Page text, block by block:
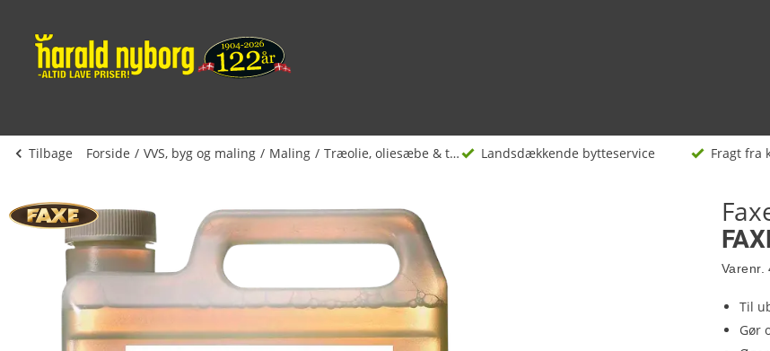
Tilbage Forside VVS, byg og maling Maling Træolie, oliesæbe & træpleje Landsdækkende bytteservice Fragt fra
Varenr.
Til
Gør